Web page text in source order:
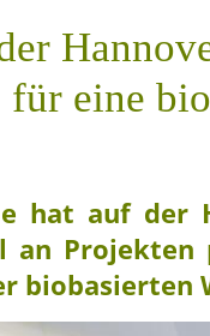
für eine
hat auf der
an
biobasierten